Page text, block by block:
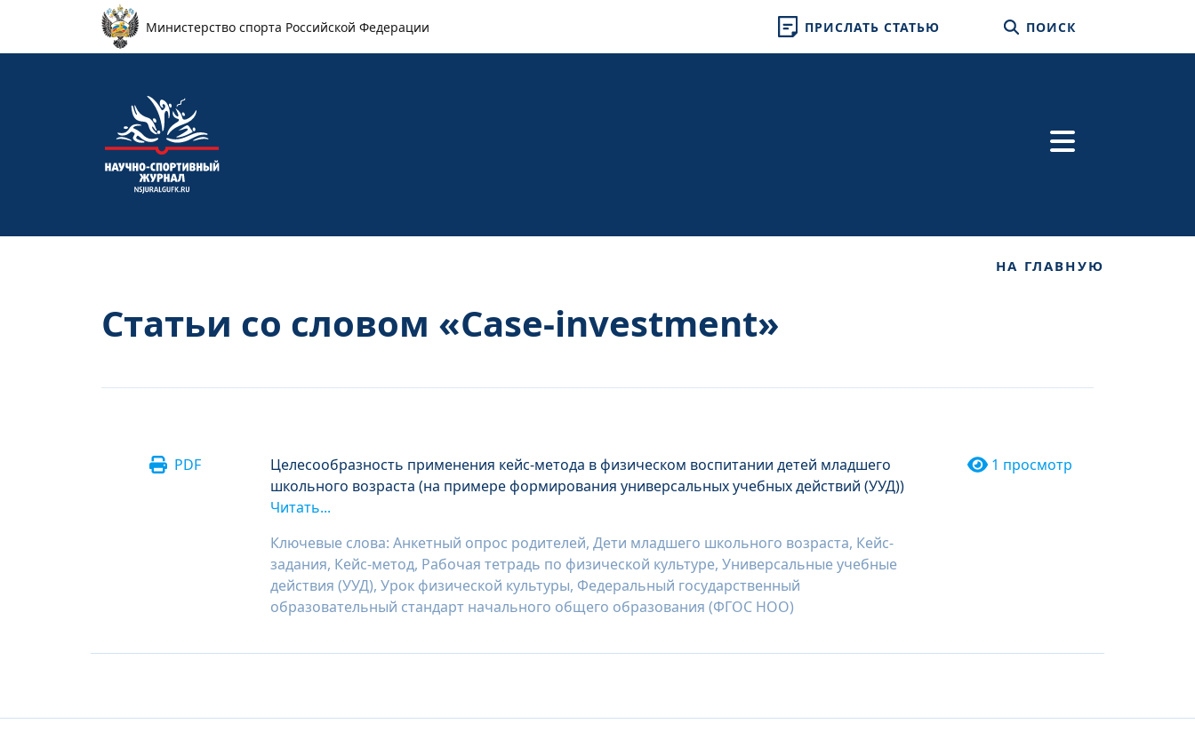
Перейти к основному содержанию
Министерство спорта Российской Федерации ПРИСЛАТЬ СТАТЬЮ ПОИСК
НА ГЛАВНУЮ
Статьи со словом «Case-investment»
PDF
Целесообразность применения кейс-метода в физическом воспитании детей младшего
школьного возраста (на примере формирования универсальных учебных действий (УУД))
Читать...
Ключевые слова: Анкетный опрос родителей, Дети младшего школьного возраста, Кейс-
задания, Кейс-метод, Рабочая тетрадь по физической культуре, Универсальные учебные
действия (УУД), Урок физической культуры, Федеральный государственный
образовательный стандарт начального общего образования (ФГОС НОО)
1 просмотр